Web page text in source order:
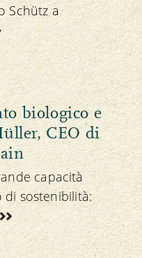
Schütz a
biologico e
CEO di
capacità
di sostenibilità: